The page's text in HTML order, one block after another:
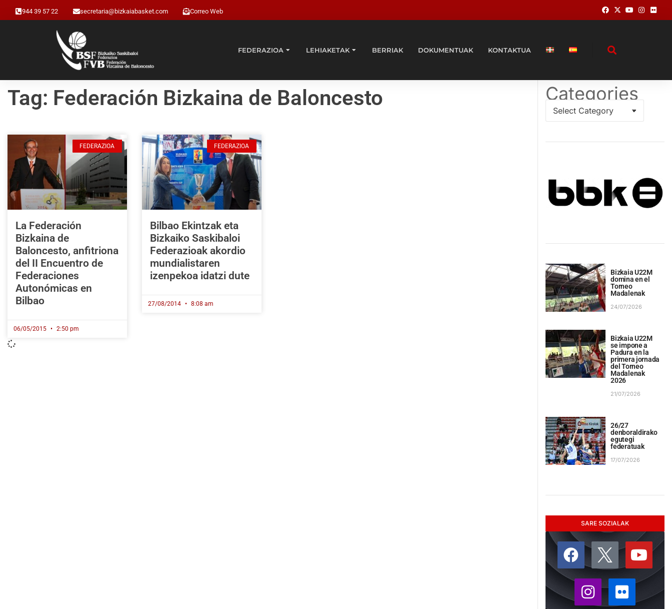
944 39 57 22 secretaria@bizkaiabasket.com Correo Web
FEDERAZIOA LEHIAKETAK BERRIAK DOKUMENTUAK KONTAKTUA
Tag: Federación Bizkaina de Baloncesto
FEDERAZIOA
La Federación
Bizkaina de
Baloncesto, anfitriona
del II Encuentro de
Federaciones
Autonómicas en
Bilbao
06/05/2015 2:50 pm
FEDERAZIOA
Bilbao Ekintzak eta
Bizkaiko Saskibaloi
Federazioak akordio
mundialistaren
izenpekoa idatzi dute
27/08/2014 8:08 am
Categories
Bizkaia U22M
domina en el
Torneo
Madalenak
24/07/2026
Bizkaia U22M
se impone a
Padura en la
primera jornada
del Torneo
Madalenak
2026
21/07/2026
26/27
denboraldirako
egutegi
federatuak
17/07/2026
SARE SOZIALAK